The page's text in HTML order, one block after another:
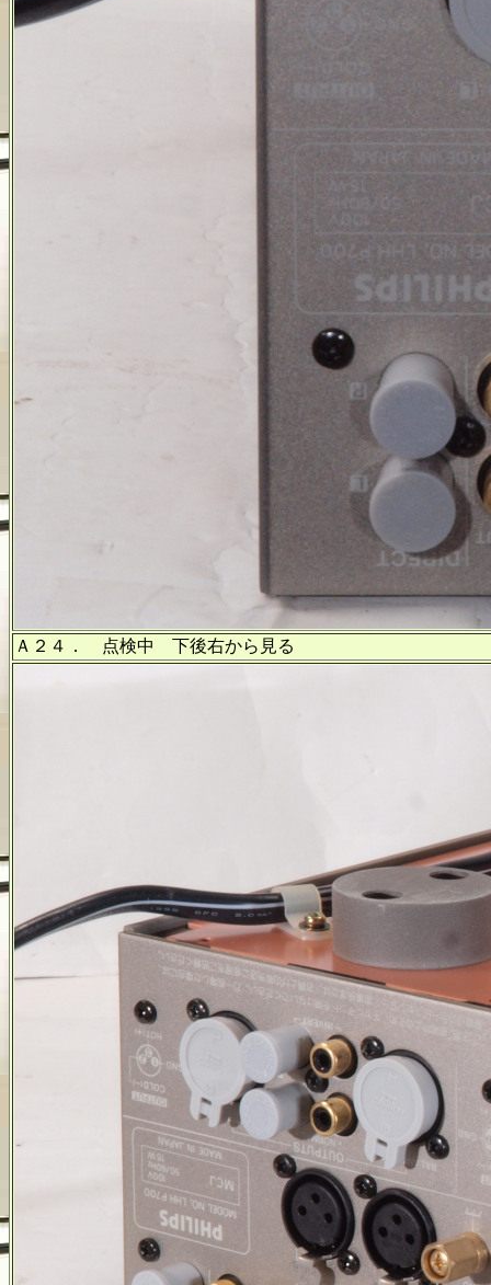
Ａ２４． 点検中 下後右から見る